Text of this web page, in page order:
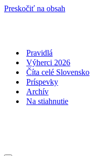
Preskočiť na obsah
Pravidlá
Výherci 2026
Číta celé Slovensko
Príspevky
Archív
Na stiahnutie